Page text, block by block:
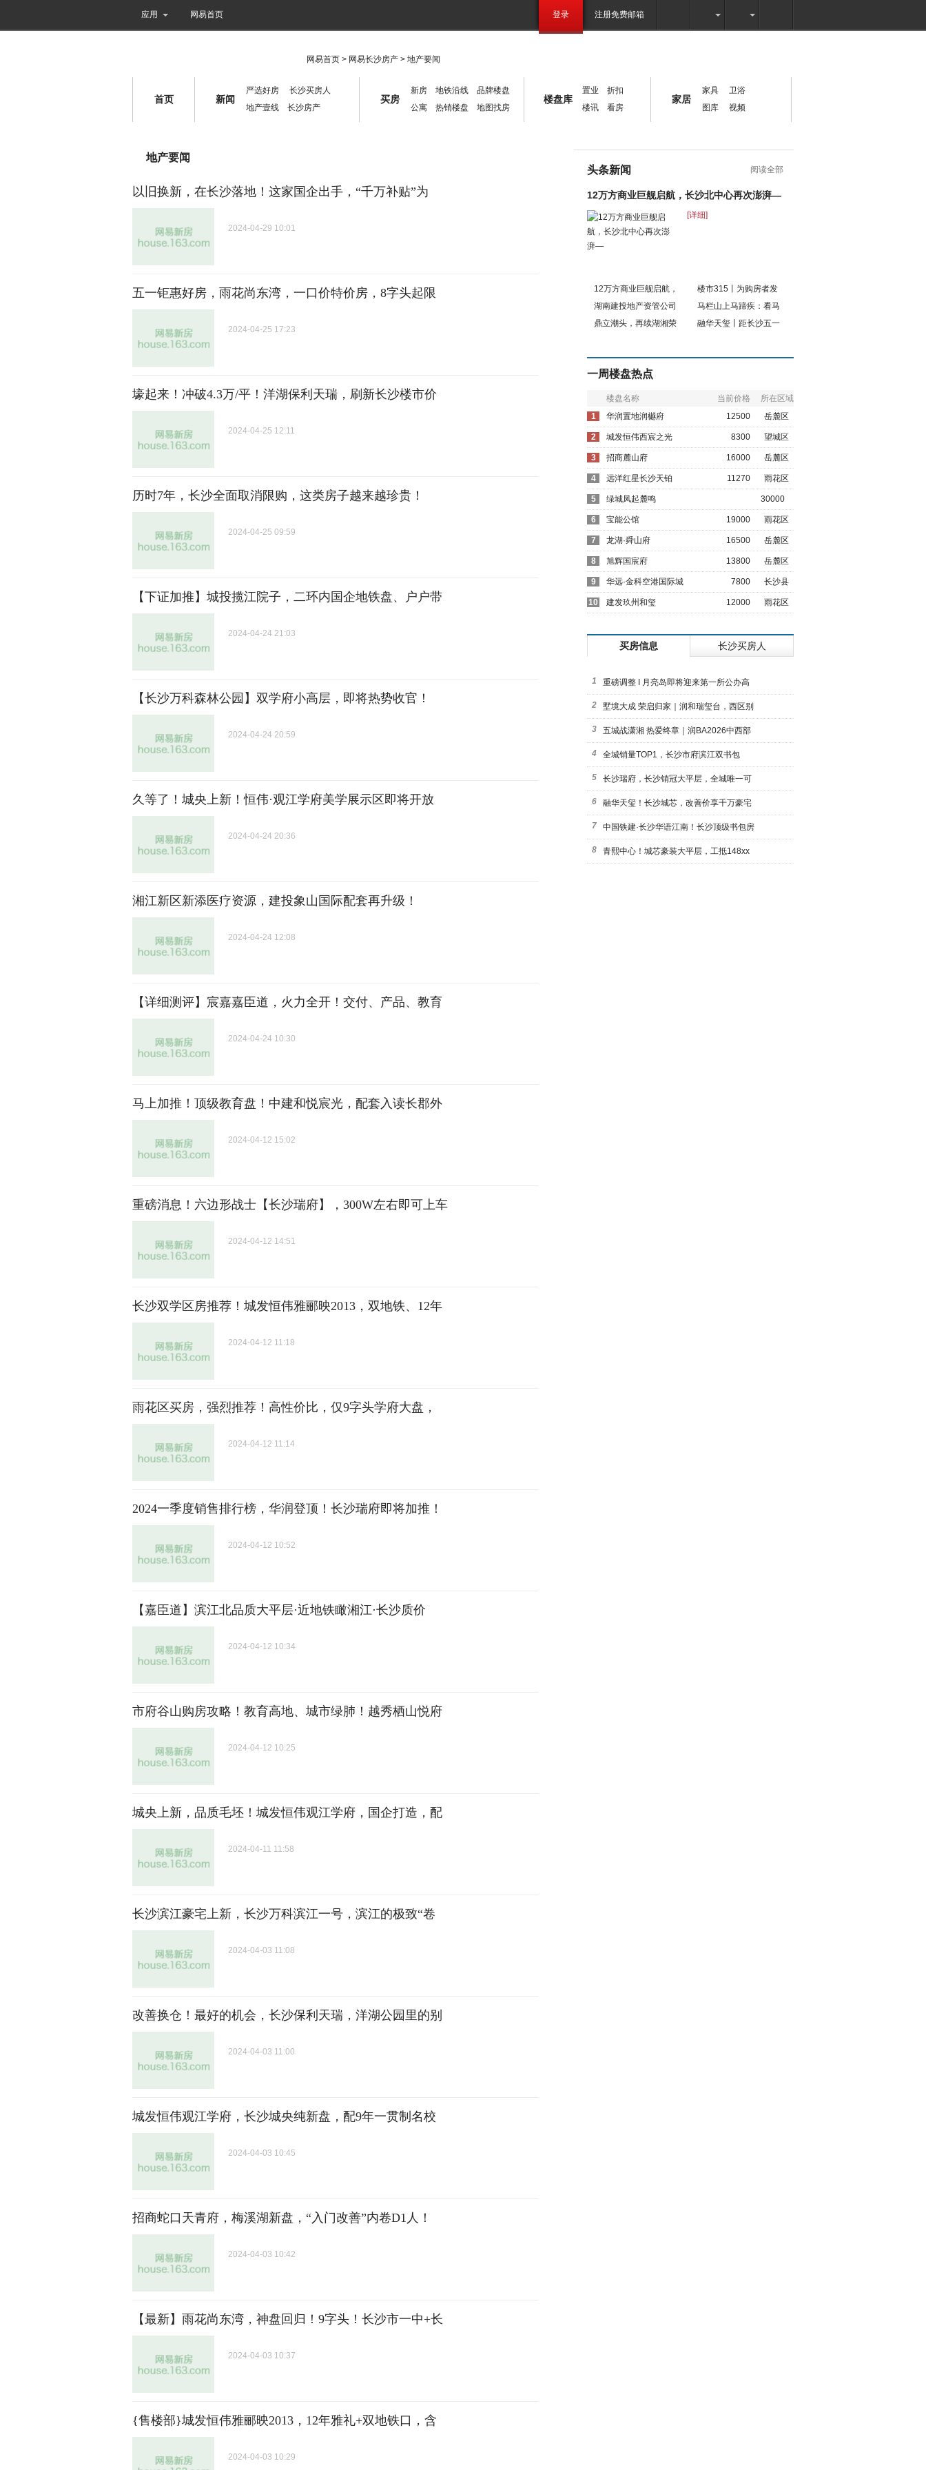
应用 网易首页 登录 注册免费邮箱
新闻 体育 NBA 文化 旅游 房产 家居 艺术
网易首页 > 网易长沙房产 > 地产要闻
首页 新闻
严选好房
长沙买房人
地产壹线
长沙房产
买房
新房 地铁沿线
品牌楼盘
公寓
热销楼盘 地图找房
楼盘库
置业
折扣
楼讯
看房
家居
家具
卫浴
图库
视频
地产要闻
以旧换新，在长沙落地！这家国企出手，“千万补贴”为
2024-04-29 10:01
五一钜惠好房，雨花尚东湾，一口价特价房，8字头起限
2024-04-25 17:23
壕起来！冲破4.3万/平！洋湖保利天瑞，刷新长沙楼市价
2024-04-25 12:11
历时7年，长沙全面取消限购，这类房子越来越珍贵！
2024-04-25 09:59
【下证加推】城投揽江院子，二环内国企地铁盘、户户带
2024-04-24 21:03
【长沙万科森林公园】双学府小高层，即将热势收官！
2024-04-24 20:59
久等了！城央上新！恒伟·观江学府美学展示区即将开放
2024-04-24 20:36
湘江新区新添医疗资源，建投象山国际配套再升级！
2024-04-24 12:08
【详细测评】宸嘉嘉臣道，火力全开！交付、产品、教育
2024-04-24 10:30
马上加推！顶级教育盘！中建和悦宸光，配套入读长郡外
2024-04-12 15:02
重磅消息！六边形战士【长沙瑞府】，300W左右即可上车
2024-04-12 14:51
长沙双学区房推荐！城发恒伟雅郦映2013，双地铁、12年
2024-04-12 11:18
雨花区买房，强烈推荐！高性价比，仅9字头学府大盘，
2024-04-12 11:14
2024一季度销售排行榜，华润登顶！长沙瑞府即将加推！
2024-04-12 10:52
【嘉臣道】滨江北品质大平层·近地铁瞰湘江·长沙质价
2024-04-12 10:34
市府谷山购房攻略！教育高地、城市绿肺！越秀栖山悦府
2024-04-12 10:25
城央上新，品质毛坯！城发恒伟观江学府，国企打造，配
2024-04-11 11:58
长沙滨江豪宅上新，长沙万科滨江一号，滨江的极致“卷
2024-04-03 11:08
改善换仓！最好的机会，长沙保利天瑞，洋湖公园里的别
2024-04-03 11:00
城发恒伟观江学府，长沙城央纯新盘，配9年一贯制名校
2024-04-03 10:45
招商蛇口天青府，梅溪湖新盘，“入门改善”内卷D1人！
2024-04-03 10:42
【最新】雨花尚东湾，神盘回归！9字头！长沙市一中+长
2024-04-03 10:37
{售楼部}城发恒伟雅郦映2013，12年雅礼+双地铁口，含
2024-04-03 10:29
头条新闻 阅读全部
12万方商业巨舰启航，长沙北中心再次澎湃—
[详细]
12万方商业巨舰启航，
湖南建投地产资管公司
鼎立潮头，再续湖湘荣
楼市315丨为购房者发
马栏山上马蹄疾：看马
融华天玺丨距长沙五一
一周楼盘热点
楼盘名称 所在区域
当前价格
1
华润置地润樾府 岳麓区
12500
2 城发恒伟西宸之光 望城区
8300
3 招商麓山府 岳麓区
16000
4 远洋红星长沙天铂 雨花区
11270
5 绿城凤起麓鸣 30000
6 宝能公馆 雨花区
19000
7 龙湖·舜山府 岳麓区
16500
8 旭辉国宸府 岳麓区
13800
9 华远·金科空港国际城 长沙县
7800
10 建发玖州和玺 雨花区
12000
买房信息 长沙买房人
1 重磅调整 I 月亮岛即将迎来第一所公办高
2 墅境大成 荣启归家｜润和瑞玺台，西区别
3 五城战潇湘 热爱终章｜润BA2026中西部
赛
4 全城销量TOP1，长沙市府滨江双书包
【长沙
5 长沙瑞府，长沙销冠大平层，全城唯一可
定
6 融华天玺！长沙城芯，改善价享千万豪宅
同
7 中国铁建·长沙华语江南！长沙顶级书包房
8 青熙中心！城芯豪装大平层，工抵148xx